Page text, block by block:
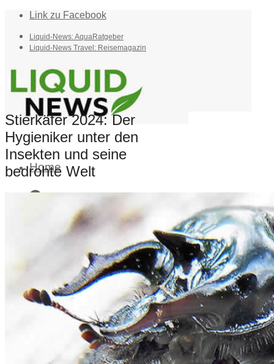
Link zu Facebook
Liquid-News: AquaRatgeber
Liquid-News Travel: Reisemagazin
Home
Stierkäfer 2024: Der
Hygieniker unter den
Insekten und seine
bedrohte Welt